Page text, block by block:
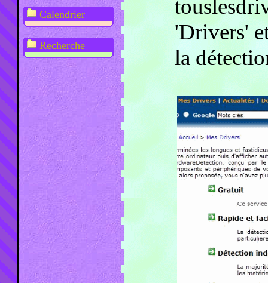
Calendrier
Recherche
'Drivers'
la